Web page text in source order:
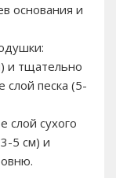
основания и
и тщательно
слой песка (5-
слой сухого
5 см) и